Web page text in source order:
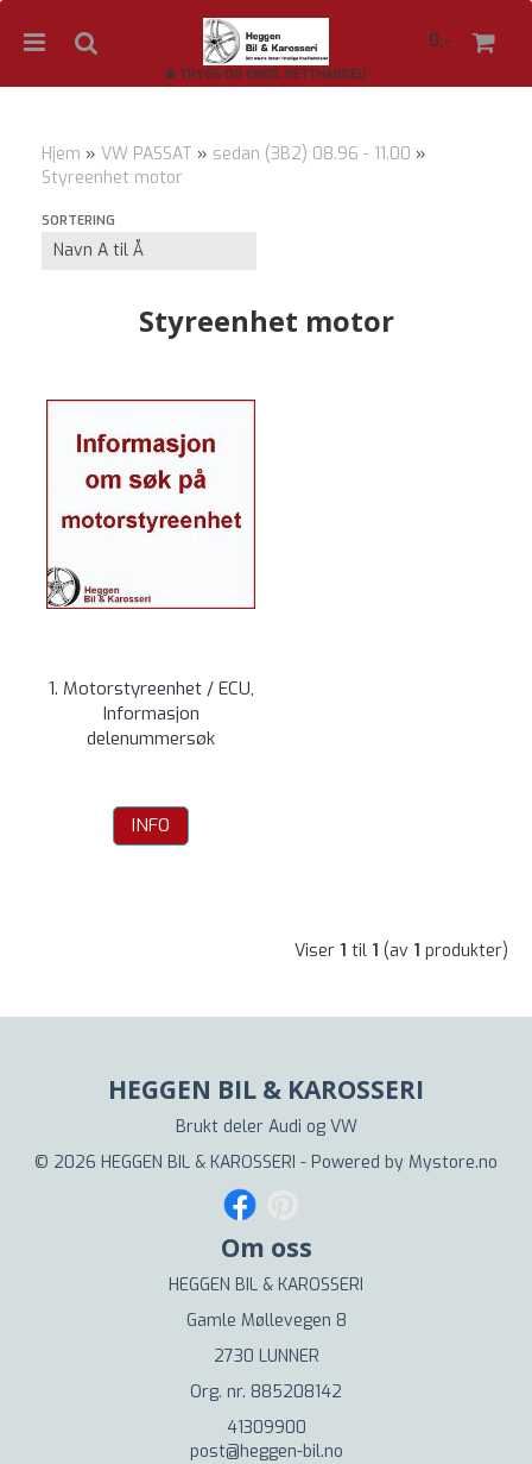
0,-
TRYGG OG ENKEL NETTHANDEL!
Hjem » VW PASSAT » sedan (3B2) 08.96 - 11.00 »
Styreenhet motor
SORTERING
Styreenhet motor
1. Motorstyreenhet / ECU,
Informasjon
delenummersøk
INFO
Viser 1 til 1 (av 1 produkter)
HEGGEN BIL & KAROSSERI
Brukt deler Audi og VW
© 2026 HEGGEN BIL & KAROSSERI - Powered by Mystore.no
Om oss
HEGGEN BIL & KAROSSERI
Gamle Møllevegen 8
2730 LUNNER
Org. nr. 885208142
41309900
post@heggen-bil.no